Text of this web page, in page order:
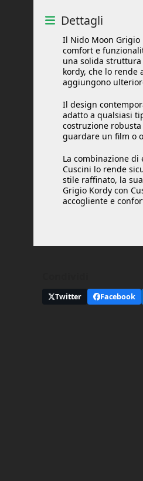
Dettagli
Il Nido Moon Grigio
comfort e
una solida
kordy, che lo
aggiungono
Il design
adatto a qualsiasi
costruzione
guardare un film o
La combinazione
Cuscini lo rende
stile raffinato, la
Grigio Kordy con
accogliente e
Twitter Facebook